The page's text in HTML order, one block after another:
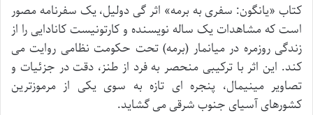
کتاب «یانگون: سفری به برمه» اثر گی دولیل، یک سفرنامه مصور
است که مشاهدات یک ساله نویسنده و کارتونیست کانادایی را از
زندگی روزمره در میانمار (برمه) تحت حکومت نظامی روایت می
کند. این اثر با ترکیبی منحصر به فرد از طنز، دقت در جزئیات و
تصاویر مینیمال، پنجره ای تازه به سوی یکی از مرموزترین
کشورهای آسیای جنوب شرقی می گشاید.